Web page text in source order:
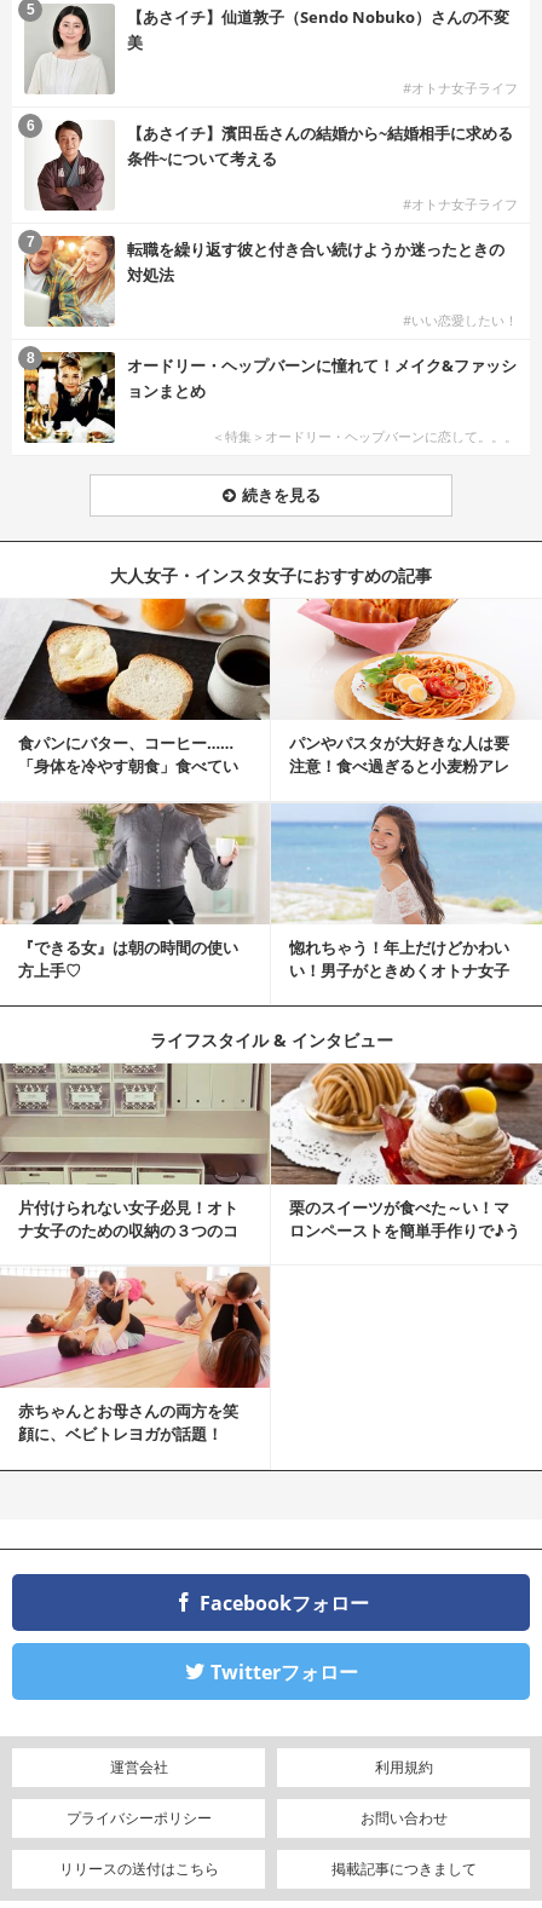
【あさイチ】仙道敦子（Sendo Nobuko）さんの不変
美
#オトナ女子ライフ
5
【あさイチ】濱田岳さんの結婚から~結婚相手に求める
条件~について考える
#オトナ女子ライフ
6
転職を繰り返す彼と付き合い続けようか迷ったときの
対処法
#いい恋愛したい！
7
オードリー・ヘップバーンに憧れて！メイク&ファッシ
ョンまとめ
＜特集＞オードリー・ヘップバーンに恋して。。。
8
続きを見る
大人女子・インスタ女子におすすめの記事
食パンにバター、コーヒー……
「身体を冷やす朝食」食べてい
パンやパスタが大好きな人は要
注意！食べ過ぎると小麦粉アレ
『できる女』は朝の時間の使い
方上手♡
惚れちゃう！年上だけどかわい
い！男子がときめくオトナ女子
ライフスタイル & インタビュー
片付けられない女子必見！オト
ナ女子のための収納の３つのコ
栗のスイーツが食べた～い！マ
ロンペーストを簡単手作りで♪う
赤ちゃんとお母さんの両方を笑
顔に、ベビトレヨガが話題！
Facebookフォロー
Twitterフォロー
運営会社 利用規約
プライバシーポリシー お問い合わせ
リリースの送付はこちら 掲載記事につきまして